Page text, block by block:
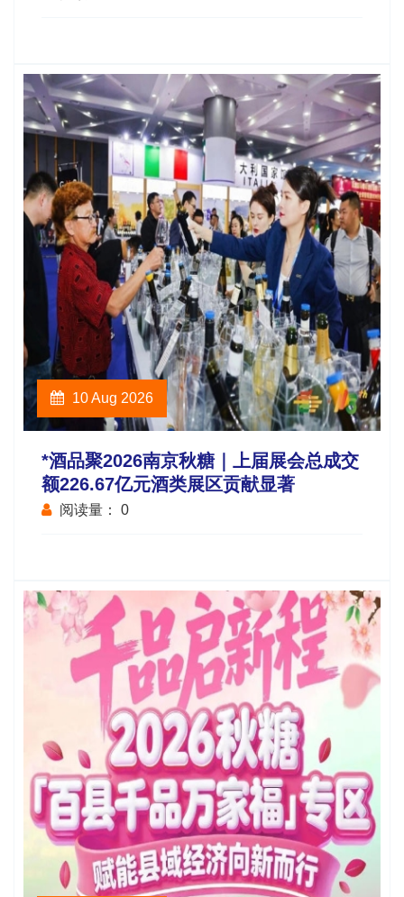
10 Aug 2026
*酒品聚2026南京秋糖｜上届展会总成交
额226.67亿元酒类展区贡献显著
阅读量： 0